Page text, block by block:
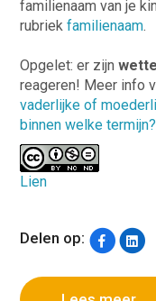
familienaam van je
rubriekfamilienaam.
Opgelet: er zijn
reageren! Meer info
vaderlijke of
binnen welke termijn?
Lien
Delen op: